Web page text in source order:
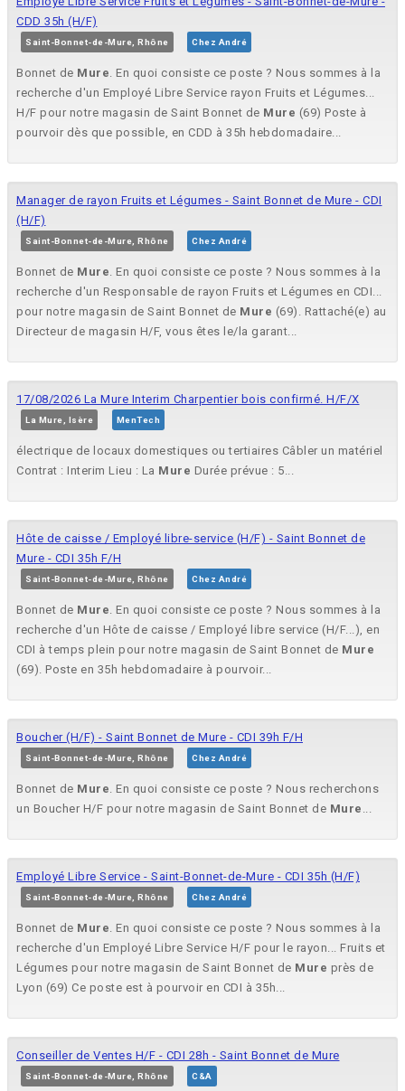
CDD 35h (H/F)
Saint-Bonnet-de-Mure, Rhône Chez André
Bonnet de Mure. En quoi consiste ce poste ? Nous sommes à la
recherche d'un Employé Libre Service rayon Fruits et Légumes...
H/F pour notre magasin de Saint Bonnet de Mure (69) Poste à
pourvoir dès que possible, en CDD à 35h hebdomadaire...
Manager de rayon Fruits et Légumes - Saint Bonnet de Mure - CDI
(H/F)
Saint-Bonnet-de-Mure, Rhône Chez André
Bonnet de Mure. En quoi consiste ce poste ? Nous sommes à la
recherche d'un Responsable de rayon Fruits et Légumes en CDI...
pour notre magasin de Saint Bonnet de Mure (69). Rattaché(e) au
Directeur de magasin H/F, vous êtes le/la garant...
17/08/2026 La Mure Interim Charpentier bois confirmé. H/F/X
La Mure, Isère MenTech
électrique de locaux domestiques ou tertiaires Câbler un matériel
Contrat : Interim Lieu : La Mure Durée prévue : 5...
Hôte de caisse / Employé libre-service (H/F) - Saint Bonnet de
Mure - CDI 35h F/H
Saint-Bonnet-de-Mure, Rhône Chez André
Bonnet de Mure. En quoi consiste ce poste ? Nous sommes à la
recherche d'un Hôte de caisse / Employé libre service (H/F...), en
CDI à temps plein pour notre magasin de Saint Bonnet de Mure
(69). Poste en 35h hebdomadaire à pourvoir...
Boucher (H/F) - Saint Bonnet de Mure - CDI 39h F/H
Saint-Bonnet-de-Mure, Rhône Chez André
Bonnet de Mure. En quoi consiste ce poste ? Nous recherchons
un Boucher H/F pour notre magasin de Saint Bonnet de Mure ...
Employé Libre Service - Saint-Bonnet-de-Mure - CDI 35h (H/F)
Saint-Bonnet-de-Mure, Rhône Chez André
Bonnet de Mure. En quoi consiste ce poste ? Nous sommes à la
recherche d'un Employé Libre Service H/F pour le rayon... Fruits et
Légumes pour notre magasin de Saint Bonnet de Mure près de
Lyon (69) Ce poste est à pourvoir en CDI à 35h...
Conseiller de Ventes H/F - CDI 28h - Saint Bonnet de Mure
Saint-Bonnet-de-Mure, Rhône C&A